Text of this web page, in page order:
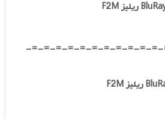
-=-=-=-=-=-=-=-=-=-=-